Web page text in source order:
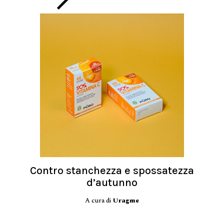
Contro stanchezza e spossatezza
d’autunno
A cura di Uragme